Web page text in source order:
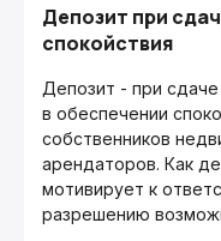
Депозит при
спокойствия
Депозит - при
в обеспечении
собственников
арендаторов. Как
мотивирует к
разрешению